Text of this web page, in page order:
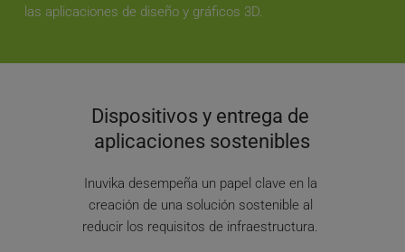
las aplicaciones de diseño y gráficos 3D.
Dispositivos y entrega de
aplicaciones sostenibles
Inuvika desempeña un papel clave en la
creación de una solución sostenible al
reducir los requisitos de infraestructura.